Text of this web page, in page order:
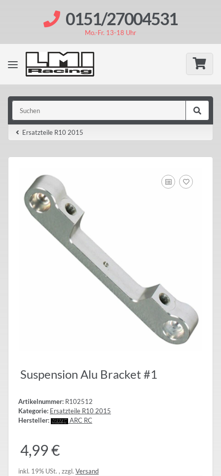
0151/27004531
Mo.-Fr. 13-18 Uhr
Ersatzteile R10 2015
Suspension Alu Bracket #1
Artikelnummer: R102512
Kategorie: Ersatzteile R10 2015
Hersteller:
ARC RC
4,99 €
inkl. 19% USt. , zzgl. Versand